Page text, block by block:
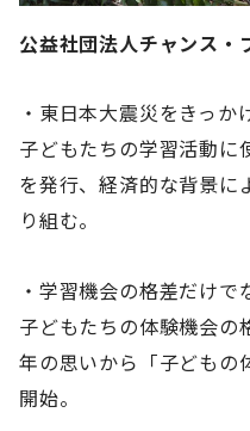
公益社団法人チャンス・
・東日本大震災をきっ
子どもたちの学習活動に
を発行、経済的な背景に
り組む。
・学習機会の格差だけで
子どもたちの体験機会の
年の思いから「子どもの
開始。